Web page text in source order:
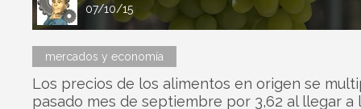
07/10/15
mercados y economía
Los precios de los alimentos en origen se
pasado mes de septiembre por 3,62 al llegar a